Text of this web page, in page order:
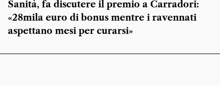
Sanità, fa discutere il premio a Carradori:
«28mila euro di bonus mentre i ravennati
aspettano mesi per curarsi»